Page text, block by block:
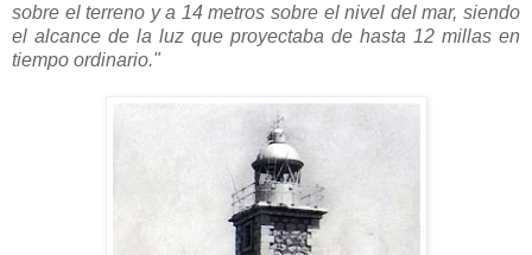
sobre el terreno y a 14 metros sobre el nivel del mar, siendo
el alcance de la luz que proyectaba de hasta 12 millas en
tiempo ordinario."